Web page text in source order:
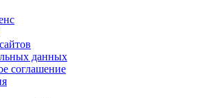
данных
соглашение